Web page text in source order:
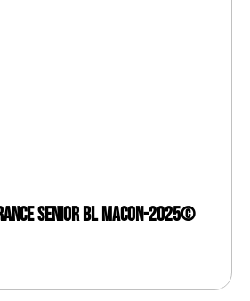
senior BL Macon-2025©